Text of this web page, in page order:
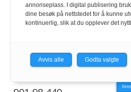
REDAKTØR
Geir Christiansen
annonseplass. I digital publisering
dine besøk på nettstedet for å kunne
kontinuerlig, slik at du opplever det
Avvis alle Godta valgte